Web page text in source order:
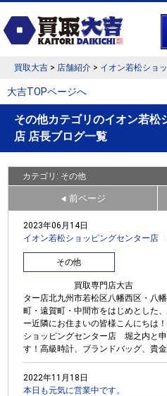
買取大吉 > 店舗紹介 > イオン若松ショ
大吉TOPページへ
その他カテゴリのイオン若松
店 店長ブログ一覧
カテゴリ: その他
◀ 前ページ
2023年06月14日
イオン若松ショッピングセンター店
その他
買取専門店大吉 イオン
ター店北九州市若松区八幡西区・八
町・遠賀町・中間市をはじめとした
ー近隣にお住まいの皆様こんにちは
ショッピングセンター店 堀之内と
す！高級時計、ブランドバッグ、貴
2022年11月18日
本日も元気に営業中です。